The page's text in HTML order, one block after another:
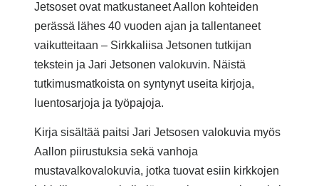
Jetsoset ovat matkustaneet Aallon kohteiden
perässä lähes 40 vuoden ajan ja tallentaneet
vaikutteitaan – Sirkkaliisa Jetsonen tutkijan
tekstein ja Jari Jetsonen valokuvin. Näistä
tutkimusmatkoista on syntynyt useita kirjoja,
luentosarjoja ja työpajoja.
Kirja sisältää paitsi Jari Jetsosen valokuvia myös
Aallon piirustuksia sekä vanhoja
mustavalkovalokuvia, jotka tuovat esiin kirkkojen